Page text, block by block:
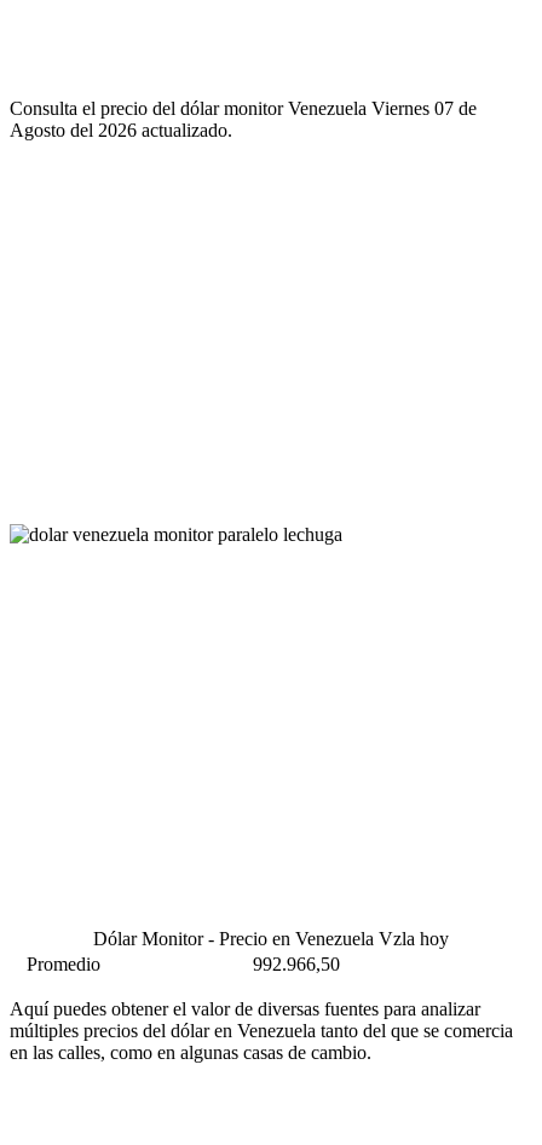
Consulta el precio del dólar monitor Venezuela Viernes 07 de
Agosto del 2026 actualizado.
Dólar Monitor - Precio en Venezuela Vzla hoy
Promedio
992.966,50
Aquí puedes obtener el valor de diversas fuentes para analizar
múltiples precios del dólar en Venezuela tanto del que se comercia
en las calles, como en algunas casas de cambio.